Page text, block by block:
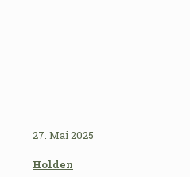
27. Mai 2025
Holden